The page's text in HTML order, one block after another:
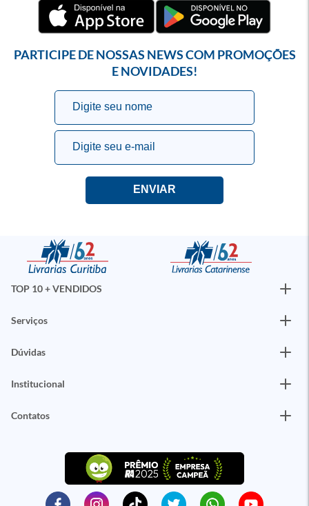
PARTICIPE DE NOSSAS NEWS COM PROMOÇÕES
E NOVIDADES!
TOP 10 + VENDIDOS
Serviços
Dúvidas
Institucional
Contatos